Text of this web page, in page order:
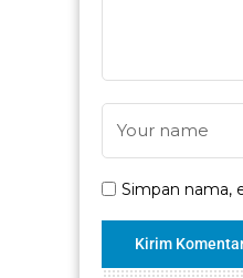
Simpan nama,